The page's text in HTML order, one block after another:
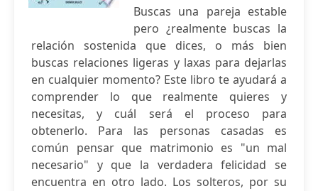
Buscas una pareja estable
pero ¿realmente buscas la
relación sostenida que dices, o más bien
buscas relaciones ligeras y laxas para dejarlas
en cualquier momento? Este libro te ayudará a
comprender lo que realmente quieres y
necesitas, y cuál será el proceso para
obtenerlo. Para las personas casadas es
común pensar que matrimonio es "un mal
necesario" y que la verdadera felicidad se
encuentra en otro lado. Los solteros, por su